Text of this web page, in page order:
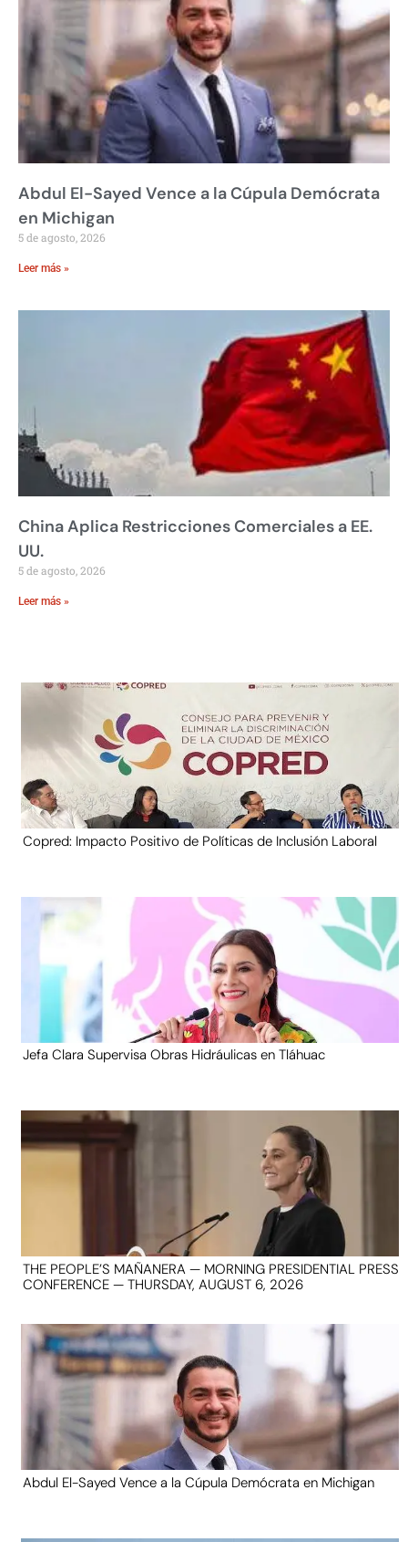
Abdul El-Sayed Vence a la Cúpula Demócrata
en Michigan
5 de agosto, 2026
Leer más »
China Aplica Restricciones Comerciales a EE.
UU.
5 de agosto, 2026
Leer más »
Copred: Impacto Positivo de Políticas de Inclusión Laboral
Jefa Clara Supervisa Obras Hidráulicas en Tláhuac
THE PEOPLE’S MAÑANERA — MORNING PRESIDENTIAL PRESS
CONFERENCE — THURSDAY, AUGUST 6, 2026
Abdul El-Sayed Vence a la Cúpula Demócrata en Michigan